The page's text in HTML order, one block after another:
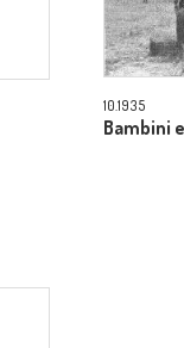
10.1935
Bambini